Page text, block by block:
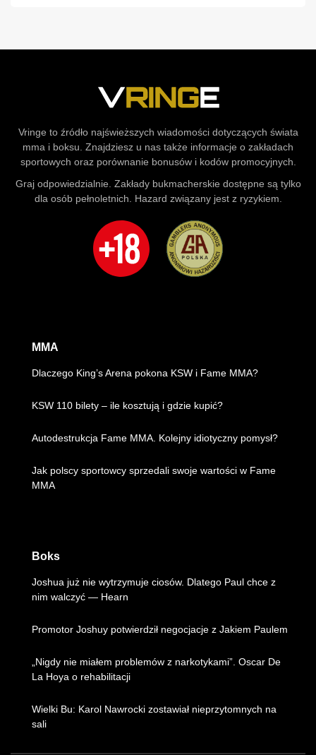
Vringe to źródło najświeższych wiadomości dotyczących świata
mma i boksu. Znajdziesz u nas także informacje o zakładach
sportowych oraz porównanie bonusów i kodów promocyjnych.
Graj odpowiedzialnie. Zakłady bukmacherskie dostępne są tylko
dla osób pełnoletnich. Hazard związany jest z ryzykiem.
MMA
Dlaczego King’s Arena pokona KSW i Fame MMA?
KSW 110 bilety – ile kosztują i gdzie kupić?
Autodestrukcja Fame MMA. Kolejny idiotyczny pomysł?
Jak polscy sportowcy sprzedali swoje wartości w Fame
MMA
Boks
Joshua już nie wytrzymuje ciosów. Dlatego Paul chce z
nim walczyć — Hearn
Promotor Joshuy potwierdził negocjacje z Jakiem Paulem
„Nigdy nie miałem problemów z narkotykami”. Oscar De
La Hoya o rehabilitacji
Wielki Bu: Karol Nawrocki zostawiał nieprzytomnych na
sali